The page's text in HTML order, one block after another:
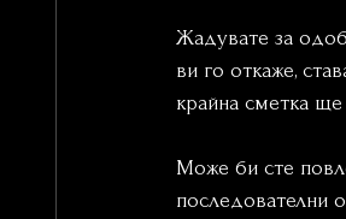
Жадувате за
ви го откаже,
крайна сметка
Може би сте
последователни